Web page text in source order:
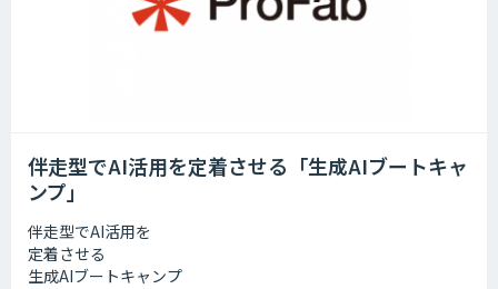
伴走型でAI活用を定着させる「生成AIブートキャ
ンプ」
伴走型でAI活用を
定着させる
生成AIブートキャンプ